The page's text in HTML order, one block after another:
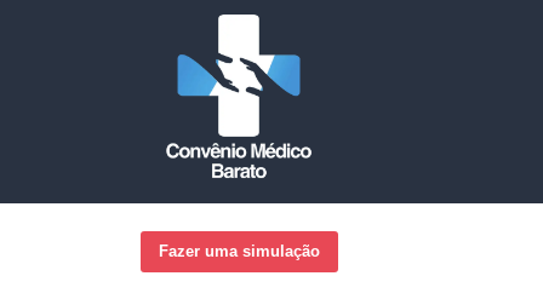
Fazer uma simulação